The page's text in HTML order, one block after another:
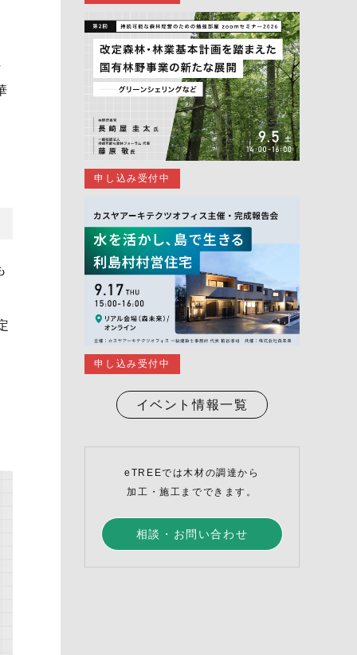
申し込み受付中
申し込み受付中
イベント情報一覧
eTREEでは木材の調達から
加工・施工までできます。
相談・お問い合わせ